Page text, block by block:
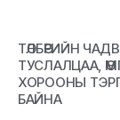
ТӨЛБӨРИЙН
ТУСЛАЛЦАА,
ХОРООНЫ
БАЙНА